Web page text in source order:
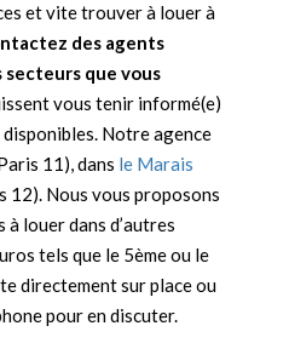
et vite trouver à louer à
des agents
secteurs que vous
vous tenir informé(e)
Notre agence
11), dans le Marais
12). Nous vous proposons
louer dans d’autres
tels que le 5ème ou le
directement sur place ou
pour en discuter.